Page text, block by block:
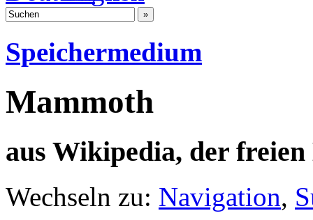
Speichermedium
Mammoth
aus Wikipedia, der
Wechseln zu: Navigation,